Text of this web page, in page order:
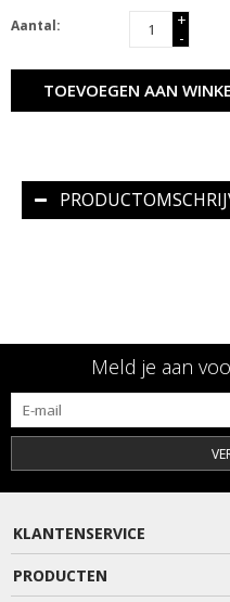
Aantal:
+
-
TOEVOEGEN AAN
Meld je aan
KLANTENSERVICE
PRODUCTEN